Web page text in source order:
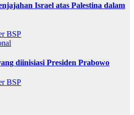
Israel atas Palestina dalam
BSP
diinisiasi Presiden Prabowo
BSP